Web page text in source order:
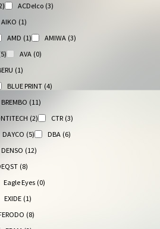
ACDelco (3)
AIKO (1)
AMD (1) AMIWA (3)
AVA (0)
(1)
BLUE PRINT (4)
BREMBO (11)
(2) CTR (3)
DAYCO (5) DBA (6)
DENSO (12)
(8)
Eagle Eyes (0)
EXIDE (1)
(8)